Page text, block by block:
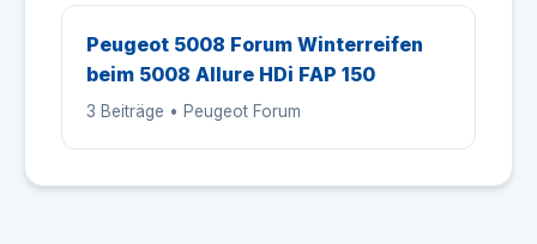
Peugeot 5008 Forum Winterreifen
beim 5008 Allure HDi FAP 150
3 Beiträge • Peugeot Forum